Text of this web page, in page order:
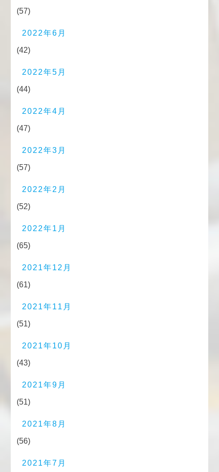
(57)
2022年6月
(42)
2022年5月
(44)
2022年4月
(47)
2022年3月
(57)
2022年2月
(52)
2022年1月
(65)
2021年12月
(61)
2021年11月
(51)
2021年10月
(43)
2021年9月
(51)
2021年8月
(56)
2021年7月